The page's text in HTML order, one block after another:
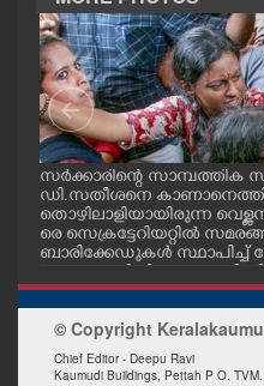
OPINION
PHOTOS
LIFESTYLE
SPIRITUAL
INFO+
ART
സർക്കാരിന്റെ സാമ്പത്തിക
ഡി.സതീശനെ
തൊഴിലാളിയായിരുന്ന
രെ സെക്രട്ടേറിയറ്റിൽ
ബാരിക്കേഡുകൾ സ്ഥാപിച്ച്
പൊലീസ് ഉദ്യോഗസ്ഥർ.
ത്തെ തുടർന്ന്
ത്തിന് പൊലീസ് സഹായം
© Copyright
Chief Editor - Deepu Ravi
Kaumudi Buildings, Pettah P O.